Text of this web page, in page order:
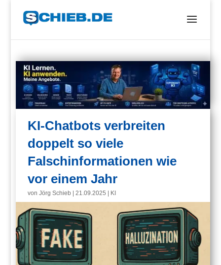
KI-Chatbots verbreiten
doppelt so viele
Falschinformationen wie
vor einem Jahr
vonJörg Schieb |21.09.2025 KI